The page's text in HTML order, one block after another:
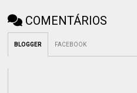
COMENTÁRIOS
BLOGGER FACEBOOK